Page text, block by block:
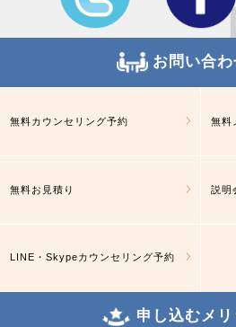
お問い合
無料カウンセリング予約 無料
無料お見積り 説明
LINE・Skypeカウンセリング予約
申し込むメリ